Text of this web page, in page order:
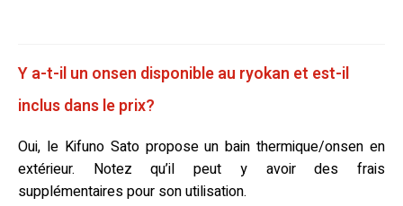
Y a-t-il un onsen disponible au ryokan et est-il
inclus dans le prix?
Oui, le Kifuno Sato propose un bain thermique/onsen en
extérieur. Notez qu’il peut y avoir des frais
supplémentaires pour son utilisation.